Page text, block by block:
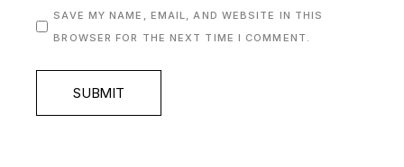
SAVE MY NAME, EMAIL, AND WEBSITE IN THIS
BROWSER FOR THE NEXT TIME I COMMENT.
SUBMIT